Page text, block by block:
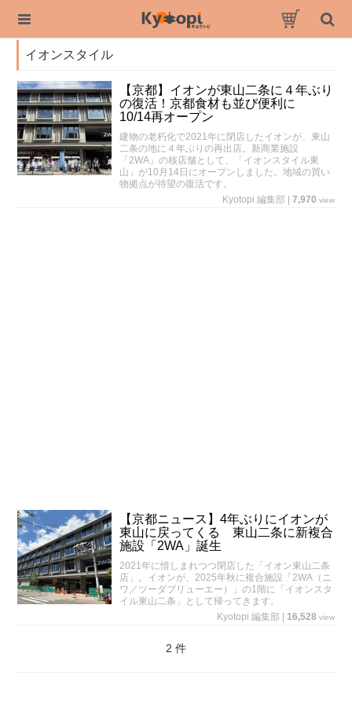
イオンスタイル
【京都】イオンが東山二条に４年ぶり
の復活！京都食材も並び便利に
10/14再オープン
建物の老朽化で2021年に閉店したイオンが、東山
二条の地に４年ぶりの再出店。新商業施設
「2WA」の核店舗として、「イオンスタイル東
山」が10月14日にオープンしました。地域の買い
物拠点が待望の復活です。
Kyotopi 編集部
7,970 view
【京都ニュース】4年ぶりにイオンが
東山に戻ってくる 東山二条に新複合
施設「2WA」誕生
2021年に惜しまれつつ閉店した「イオン東山二条
店」。イオンが、2025年秋に複合施設「2WA（ニ
ワ／ツーダブリューエー）」の1階に「イオンスタ
イル東山二条」として帰ってきます。
Kyotopi 編集部
16,528 view
2 件